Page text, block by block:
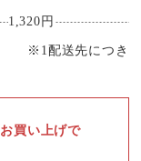
1,320円
※1配送先につき
買い上げで